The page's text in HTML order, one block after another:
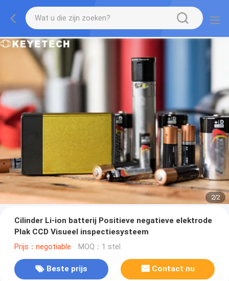
2/2
Cilinder Li-ion batterij Positieve negatieve elektrode
Plak CCD Visueel inspectiesysteem
Prijs：negotiable MOQ：1 stel
Beste prijs Contact nu